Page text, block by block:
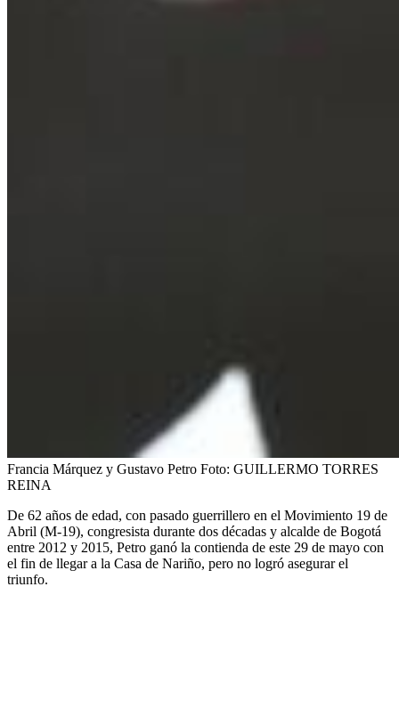
Francia Márquez y Gustavo Petro Foto: GUILLERMO TORRES
REINA
De 62 años de edad, con pasado guerrillero en el Movimiento 19 de
Abril (M-19), congresista durante dos décadas y alcalde de Bogotá
entre 2012 y 2015, Petro ganó la contienda de este 29 de mayo con
el fin de llegar a la Casa de Nariño, pero no logró asegurar el
triunfo.